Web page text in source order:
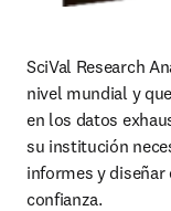
SciVal Research
nivel mundial y
en los datos
su institución
informes y
confianza.